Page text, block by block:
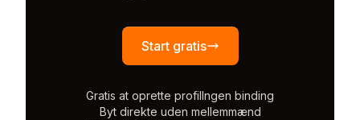
Start gratis
Gratis at oprette profilIngen binding
Byt direkte uden mellemmænd